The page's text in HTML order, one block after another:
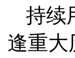
持续
逢重大